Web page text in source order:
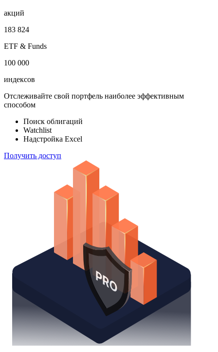
акций
183 824
ETF & Funds
100 000
индексов
Отслеживайте свой портфель наиболее эффективным
способом
Поиск облигаций
Watchlist
Надстройка Excel
Получить доступ